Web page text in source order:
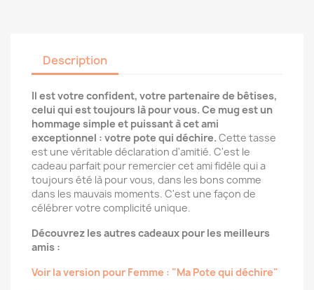
Description
Il est votre confident, votre partenaire de bêtises,
celui qui est toujours là pour vous. Ce mug est un
hommage simple et puissant à cet ami
exceptionnel : votre pote qui déchire. Cette tasse
est une véritable déclaration d'amitié. C'est le
cadeau parfait pour remercier cet ami fidèle qui a
toujours été là pour vous, dans les bons comme
dans les mauvais moments. C'est une façon de
célébrer votre complicité unique.
Découvrez les autres cadeaux pour les meilleurs
amis :
Voir la version pour Femme : "Ma Pote qui déchire"